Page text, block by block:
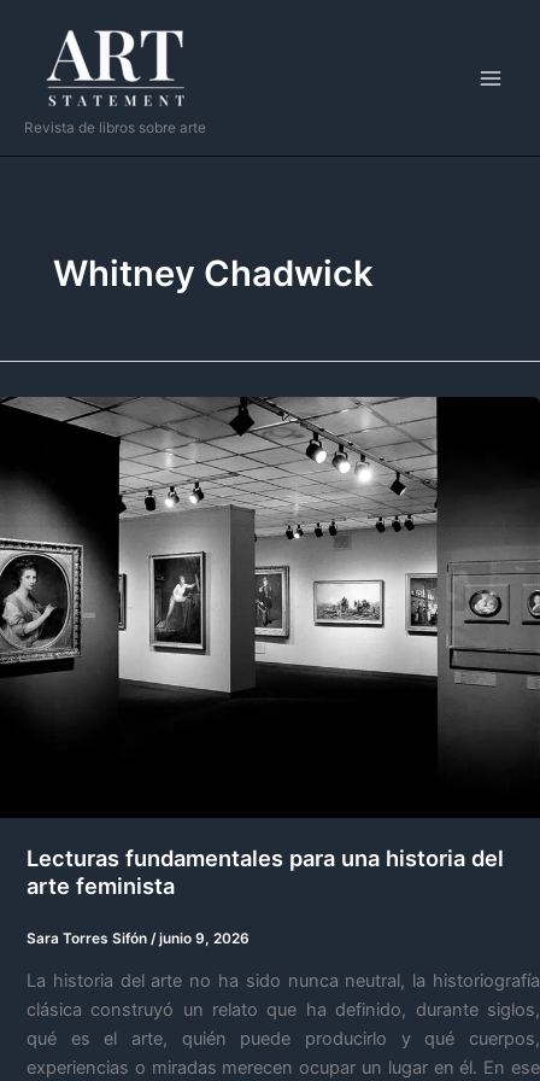
contenido
Revista de libros sobre arte
Whitney Chadwick
Lecturas fundamentales para una historia del
arte feminista
Sara Torres Sifón /junio 9, 2026
La historia del arte no ha sido nunca neutral, la historiografía
clásica construyó un relato que ha definido, durante siglos,
qué es el arte, quién puede producirlo y qué cuerpos,
experiencias o miradas merecen ocupar un lugar en él. En ese